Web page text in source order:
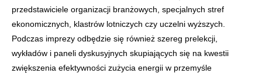
przedstawiciele organizacji branżowych, specjalnych stref
ekonomicznych, klastrów lotniczych czy uczelni wyższych.
Podczas imprezy odbędzie się również szereg prelekcji,
wykładów i paneli dyskusyjnych skupiających się na kwestii
zwiększenia efektywności zużycia energii w przemyśle